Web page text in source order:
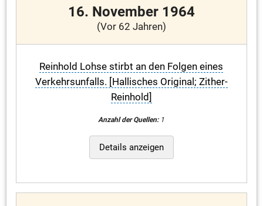
16. November 1964
(Vor 62 Jahren)
Reinhold Lohse stirbt an den Folgen eines
Verkehrsunfalls. [Hallisches Original; Zither-
Reinhold]
Anzahl der Quellen:1
Details anzeigen